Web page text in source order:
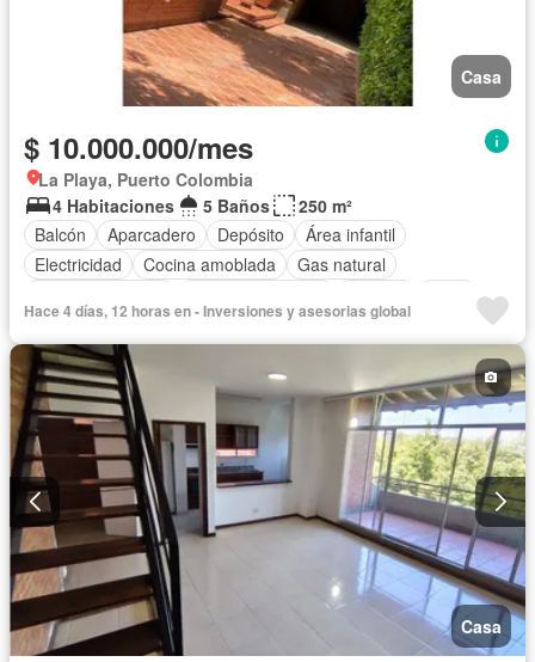
Casa
$ 10.000.000/mes
La Playa, Puerto Colombia
4 Habitaciones
5 Baños
250 m²
Balcón
Aparcadero Depósito
Área infantil
Electricidad
Cocina amoblada
Gas natural
Hace 4 días, 12 horas en - Inversiones y asesorias global
Casa